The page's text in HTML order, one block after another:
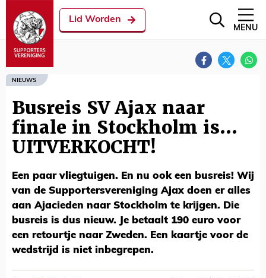
Lid Worden
MENU
NIEUWS
Busreis SV Ajax naar
finale in Stockholm is...
UITVERKOCHT!
Een paar vliegtuigen. En nu ook een busreis! Wij
van de Supportersvereniging Ajax doen er alles
aan Ajacieden naar Stockholm te krijgen. Die
busreis is dus nieuw. Je betaalt 190 euro voor
een retourtje naar Zweden. Een kaartje voor de
wedstrijd is niet inbegrepen.